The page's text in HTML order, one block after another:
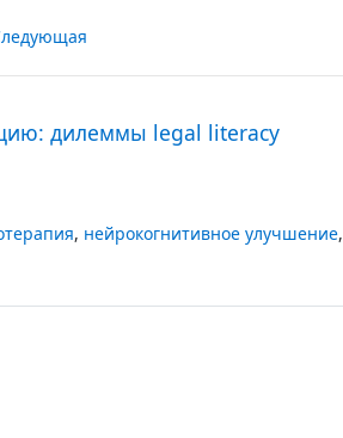
дилеммы legal literacy
, нейрокогнитивное улучшение,